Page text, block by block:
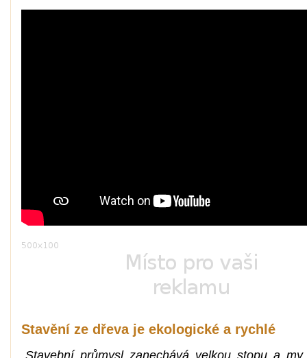
Stavění ze dřeva je ekologické a rychlé
„Stavební průmysl zanechává velkou stopu a